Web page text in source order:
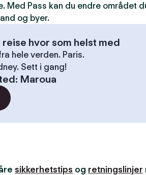
Med Pass kan du endre området
og byer.
reise hvor som helst med
hele verden. Paris.
Sett i gang!
: Maroua
sikkerhetstips og retningslinjer